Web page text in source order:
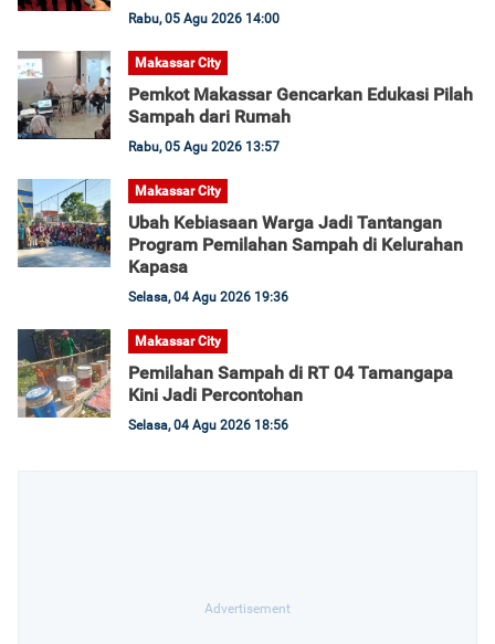
Rabu, 05 Agu 2026 14:00
Makassar City
Pemkot Makassar Gencarkan Edukasi Pilah
Sampah dari Rumah
Rabu, 05 Agu 2026 13:57
Makassar City
Ubah Kebiasaan Warga Jadi Tantangan
Program Pemilahan Sampah di Kelurahan
Kapasa
Selasa, 04 Agu 2026 19:36
Makassar City
Pemilahan Sampah di RT 04 Tamangapa
Kini Jadi Percontohan
Selasa, 04 Agu 2026 18:56